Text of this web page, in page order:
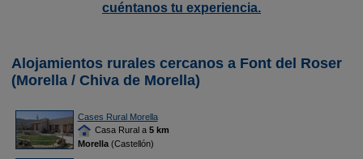
cuéntanos tu experiencia.
Alojamientos rurales cercanos a Font del Roser
(Morella / Chiva de Morella)
Cases Rural Morella
Casa Rural a 5 km
Morella(Castellón)